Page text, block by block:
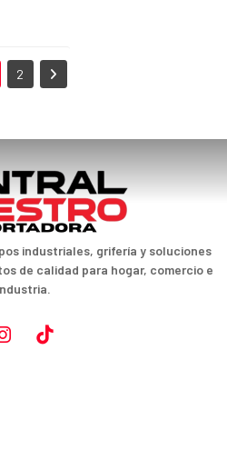
2
industriales, grifería y soluciones
de calidad para hogar, comercio e